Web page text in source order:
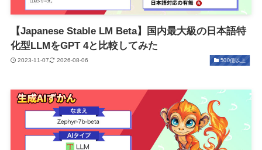
【Japanese Stable LM Beta】国内最大級の日本語特
化型LLMをGPT 4と比較してみた
2023-11-07 2026-08-06 500億以上